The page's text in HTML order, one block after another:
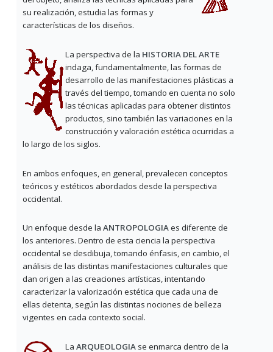
su realización, estudia las formas y
características de los diseños.
La perspectiva de la HISTORIA DEL ARTE
indaga, fundamentalmente, las formas de
desarrollo de las manifestaciones plásticas a
través del tiempo, tomando en cuenta no solo
las técnicas aplicadas para obtener distintos
productos, sino también las variaciones en la
construcción y valoración estética ocurridas a
lo largo de los siglos.
En ambos enfoques, en general, prevalecen conceptos
teóricos y estéticos abordados desde la perspectiva
occidental.
Un enfoque desde la ANTROPOLOGIAes diferente de
los anteriores. Dentro de esta ciencia la perspectiva
occidental se desdibuja, tomando énfasis, en cambio, el
análisis de las distintas manifestaciones culturales que
dan origen a las creaciones artísticas, intentando
caracterizar la valorización estética que cada una de
ellas detenta, según las distintas nociones de belleza
vigentes en cada contexto social.
La ARQUEOLOGIAse enmarca dentro de la